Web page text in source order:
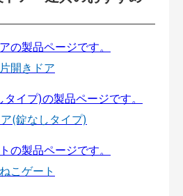
片開きドア
(錠なしタイプ)
ねこゲート